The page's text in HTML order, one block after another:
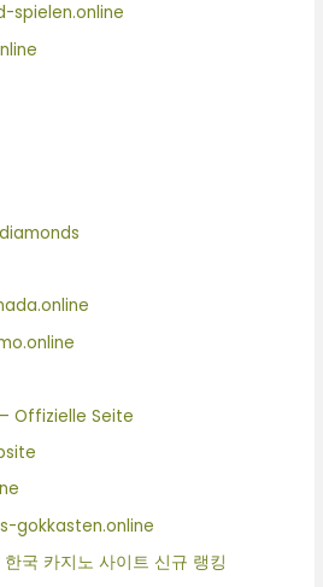
spielen.online
Offizielle Seite
gokkasten.online
국 카지노 사이트 신규 랭킹